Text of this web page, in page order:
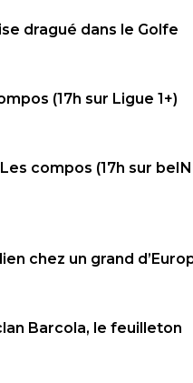
dragué dans le Golfe
(17h sur Ligue 1+)
compos (17h sur beIN
chez un grand
Barcola, le feuilleton